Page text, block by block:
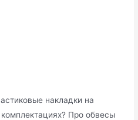
накладки на
Про обвесы